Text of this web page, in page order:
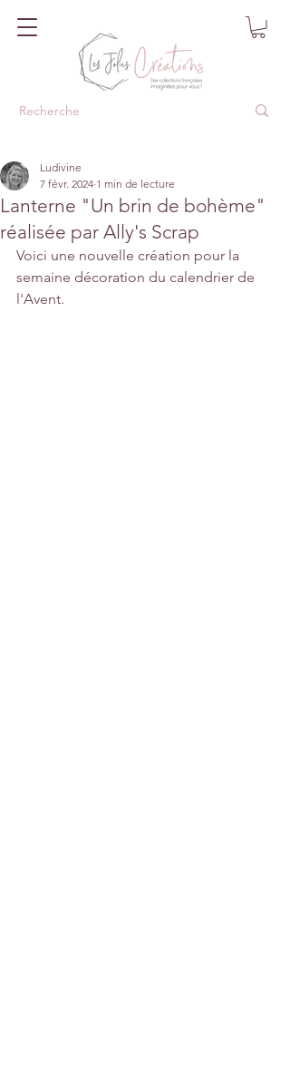
Lanterne "Un brin de bohème"
réalisée par Ally's Scrap
Ludivine
7 févr. 2024 1 min de lecture
Voici une nouvelle création pour la
semaine décoration du calendrier de
l'Avent.